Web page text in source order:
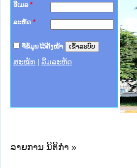
ອີເມລ *
ລະຫັດ *
ຈື່ຂໍ້ມູນໄວ້ຄັ້ງໜ້າ
ສະໝັກ ລືມລະຫັດ
າຊົນ ພາກເໜືອ
ການ
ກາງ
ໃຕ້
ຕຳຫຼວດປະຊາຊົນ
ສັນຕິບານປະຊາຊົນ
ກເໜືອ
າຊົນ ພາກກາງ
ລາຍການ ນິຕິກໍາ »